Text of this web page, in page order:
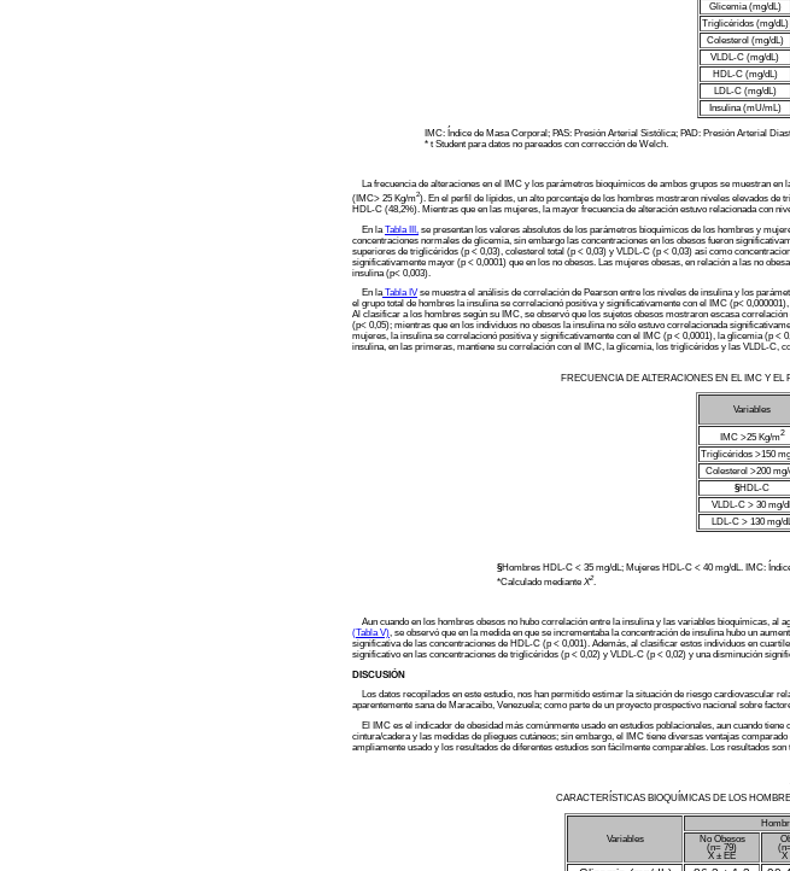
Glicemia (mg/dL)
Triglicéridos (mg/dL)
Colesterol (mg/dL)
VLDL-C (mg/dL)
HDL-C (mg/dL)
LDL-C (mg/dL)
Insulina (mU/mL)
IMC: Índice de Masa Corporal; PAS: Presión Arterial Sistólica; PAD: Presión Arterial
* t Student para datos no pareados con corrección de Welch.
La frecuencia de alteraciones en el IMC y los parámetros bioquímicos de ambos grupos se muestran en
(IMC> 25 Kg/m2). En el perfil de lípidos, un alto porcentaje de los hombres mostraron niveles elevados
HDL-C (48,2%). Mientras que en las mujeres, la mayor frecuencia de alteración estuvo relacionada con
En la Tabla III, se presentan los valores absolutos de los parámetros bioquímicos de los hombres y
concentraciones normales de glicemia, sin embargo las concentraciones en los obesos fueron
superiores de triglicéridos (p < 0,03), colesterol total (p < 0,03) y VLDL-C (p < 0,03) así como
significativamente mayor (p < 0,0001) que en los no obesos. Las mujeres obesas, en relación a las no
insulina (p< 0,003).
En laTabla IVse muestra el análisis de correlación de Pearson entre los niveles de insulina y los
el grupo total de hombres la insulina se correlacionó positiva y significativamente con el IMC (p<
Al clasificar a los hombres según su IMC, se observó que los sujetos obesos mostraron escasa
(p< 0,05); mientras que en los individuos no obesos la insulina no sólo estuvo correlacionada
mujeres, la insulina se correlacionó positiva y significativamente con el IMC (p < 0,0001), la glicemia (p
insulina, en las primeras, mantiene su correlación con el IMC, la glicemia, los triglicéridos y las VLDL-C,
FRECUENCIA DE ALTERACIONES EN EL IMC Y
Variables
IMC >25 Kg/m2
Triglicéridos >150
Colesterol >200 mg/
§HDL-C
VLDL-C > 30 mg/
LDL-C > 130 mg/
§Hombres HDL-C < 35 mg/dL; Mujeres HDL-C < 40 mg/dL. IMC:
*Calculado mediante X2
Aun cuando en los hombres obesos no hubo correlación entre la insulina y las variables bioquímicas,
(Tabla V), se observó que en la medida en que se incrementaba la concentración de insulina hubo un
significativa de las concentraciones de HDL-C (p < 0,001). Además, al clasificar estos individuos en
significativo en las concentraciones de triglicéridos (p < 0,02) y VLDL-C (p < 0,02) y una disminución
DISCUSIÓN
Los datos recopilados en este estudio, nos han permitido estimar la situación de riesgo cardiovascular
aparentemente sana de Maracaibo, Venezuela; como parte de un proyecto prospectivo nacional sobre
El IMC es el indicador de obesidad más comúnmente usado en estudios poblacionales, aun cuando
cintura/cadera y las medidas de pliegues cutáneos; sin embargo, el IMC tiene diversas ventajas
ampliamente usado y los resultados de diferentes estudios son fácilmente comparables. Los resultados
CARACTERÍSTICAS BIOQUÍMICAS DE LOS
Variables
No Obesos
(n= 79)
X ± EE X